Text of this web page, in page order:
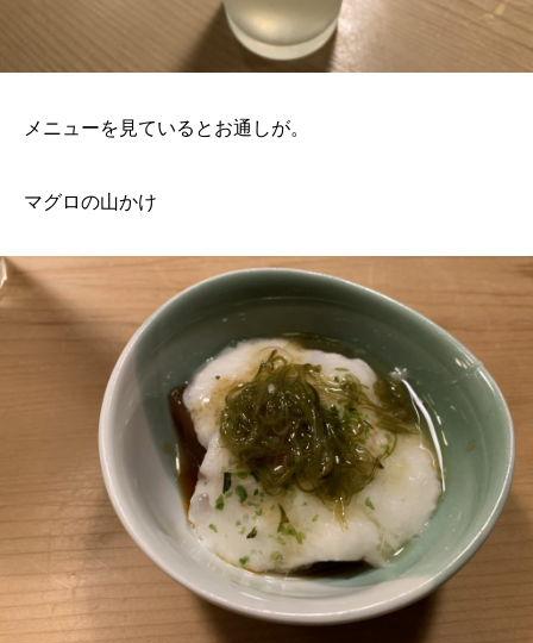
メニューを見ているとお通しが。
マグロの山かけ